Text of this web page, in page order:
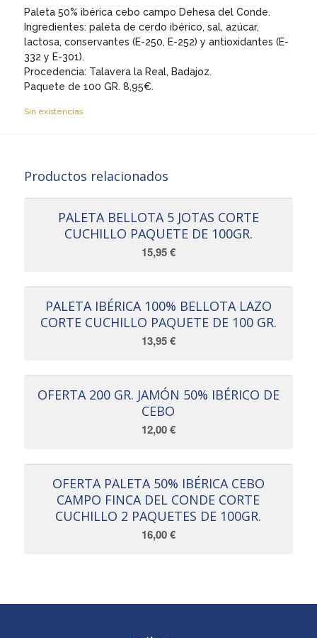
Paleta 50% ibérica cebo campo Dehesa del Conde.
Ingredientes: paleta de cerdo ibérico, sal, azúcar,
lactosa, conservantes (E-250, E-252) y antioxidantes (E-
332 y E-301).
Procedencia: Talavera la Real, Badajoz.
Paquete de 100 GR. 8,95€.
Sin existencias
Productos relacionados
PALETA BELLOTA 5 JOTAS CORTE
CUCHILLO PAQUETE DE 100GR.
15,95€
PALETA IBÉRICA 100% BELLOTA LAZO
CORTE CUCHILLO PAQUETE DE 100 GR.
13,95€
OFERTA 200 GR. JAMÓN 50% IBÉRICO DE
CEBO
12,00€
OFERTA PALETA 50% IBÉRICA CEBO
CAMPO FINCA DEL CONDE CORTE
CUCHILLO 2 PAQUETES DE 100GR.
16,00€